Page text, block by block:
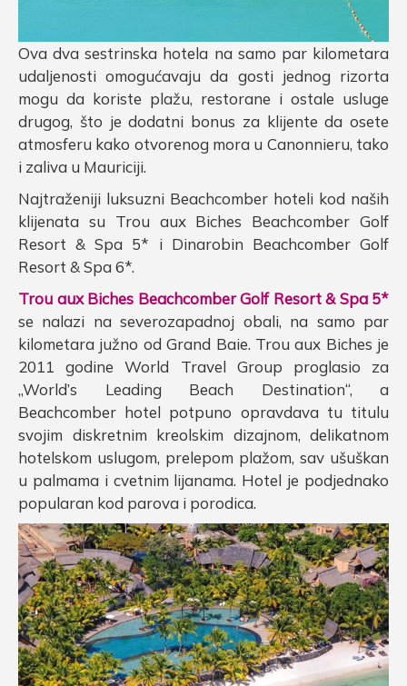
Ova dva sestrinska hotela na samo par kilometara
udaljenosti omogućavaju da gosti jednog rizorta
mogu da koriste plažu, restorane i ostale usluge
drugog, što je dodatni bonus za klijente da osete
atmosferu kako otvorenog mora u Canonnieru, tako
i zaliva u Mauriciji.
Najtraženiji luksuzni Beachcomber hoteli kod naših
klijenata su Trou aux Biches Beachcomber Golf
Resort & Spa 5* i Dinarobin Beachcomber Golf
Resort & Spa 6*.
Trou aux Biches Beachcomber Golf Resort & Spa 5*
se nalazi na severozapadnoj obali, na samo par
kilometara južno od Grand Baie. Trou aux Biches je
2011 godine World Travel Group proglasio za
„World’s Leading Beach Destination“, a
Beachcomber hotel potpuno opravdava tu titulu
svojim diskretnim kreolskim dizajnom, delikatnom
hotelskom uslugom, prelepom plažom, sav ušuškan
u palmama i cvetnim lijanama. Hotel je podjednako
popularan kod parova i porodica.